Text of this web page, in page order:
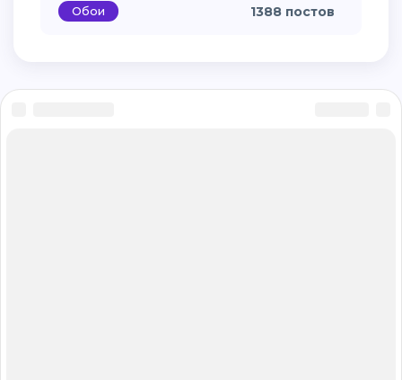
Обои 1388 постов